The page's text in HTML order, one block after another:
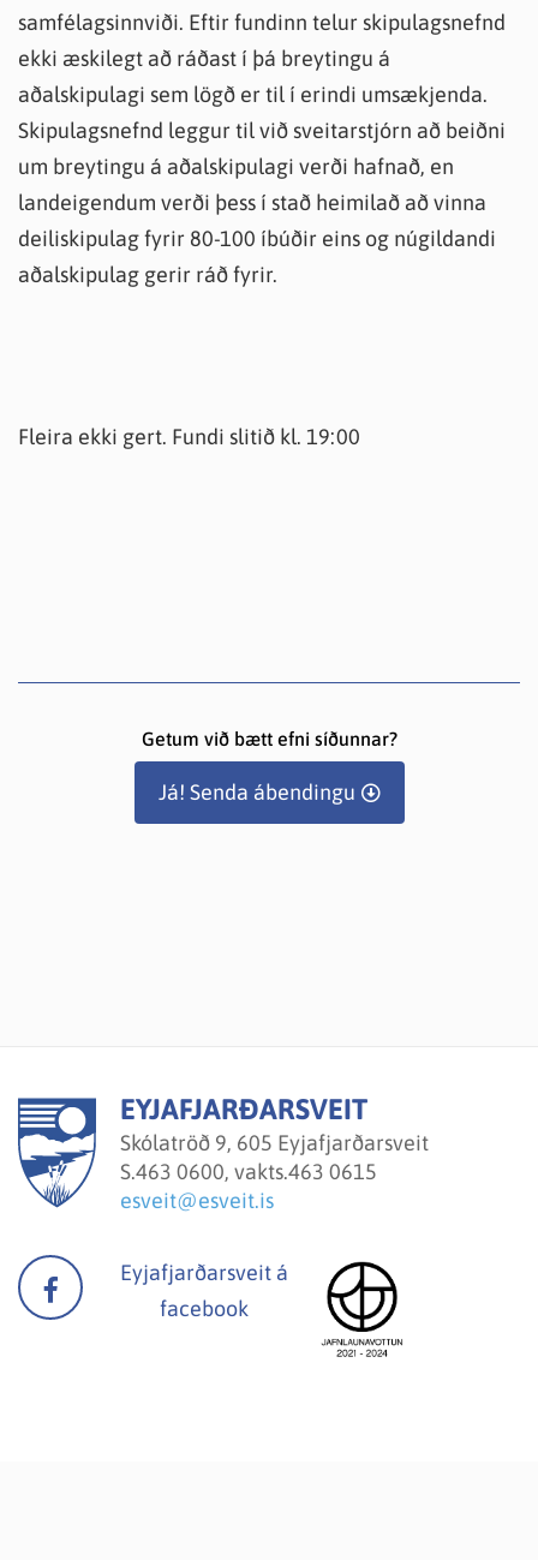
samfélagsinnviði. Eftir fundinn telur skipulagsnefnd
ekki æskilegt að ráðast í þá breytingu á
aðalskipulagi sem lögð er til í erindi umsækjenda.
Skipulagsnefnd leggur til við sveitarstjórn að beiðni
um breytingu á aðalskipulagi verði hafnað, en
landeigendum verði þess í stað heimilað að vinna
deiliskipulag fyrir 80-100 íbúðir eins og núgildandi
aðalskipulag gerir ráð fyrir.
Fleira ekki gert. Fundi slitið kl. 19:00
Getum við bætt efni síðunnar?
Já! Senda ábendingu
EYJAFJARÐARSVEIT
Skólatröð 9, 605 Eyjafjarðarsveit
S.463 0600, vakts.463 0615
esveit@esveit.is
Eyjafjarðarsveit á
facebook